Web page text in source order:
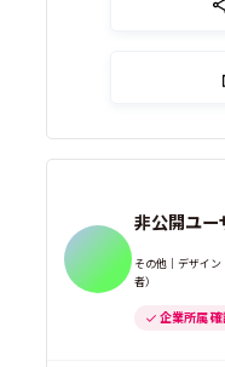
非公開ユー
その他｜デザイ
者）
企業所属